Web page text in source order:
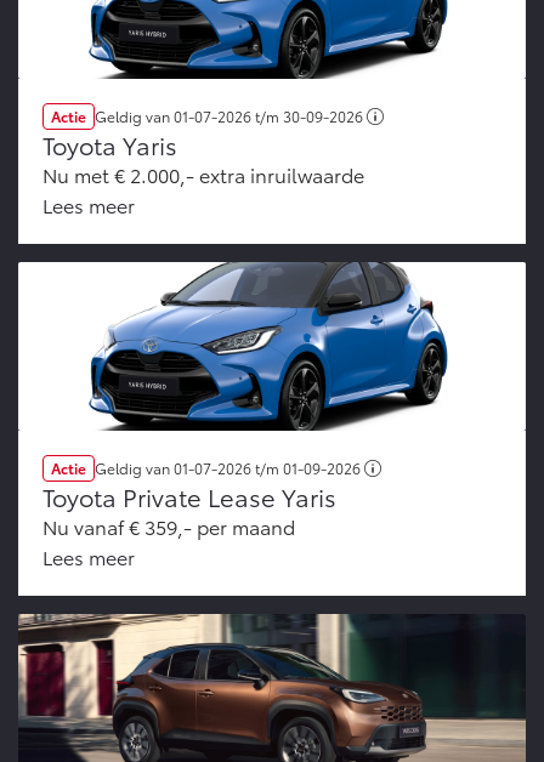
Actie Geldig van01-07-2026t/m 30-09-2026
Toyota Yaris
Nu met € 2.000,- extra inruilwaarde
Lees meer
Actie Geldig van01-07-2026t/m 01-09-2026
Toyota Private Lease Yaris
Nu vanaf € 359,- per maand
Lees meer